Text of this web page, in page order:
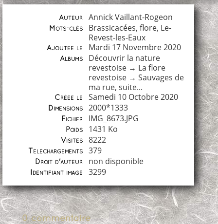
Auteur Annick Vaillant-Rogeon
Mots-clés Brassicacées, flore, Le-
Revest-les-Eaux
Ajoutée le Mardi 17 Novembre 2020
Albums
Découvrir la nature
revestoise→ La flore
revestoise→ Sauvages de
ma rue, suite...
Créée le Samedi 10 Octobre 2020
Dimensions 2000*1333
Fichier IMG_8673.JPG
Poids 1431 Ko
Visites 8222
Téléchargements 379
Droit d'auteur non disponible
Identifiant image 3299
0 commentaire